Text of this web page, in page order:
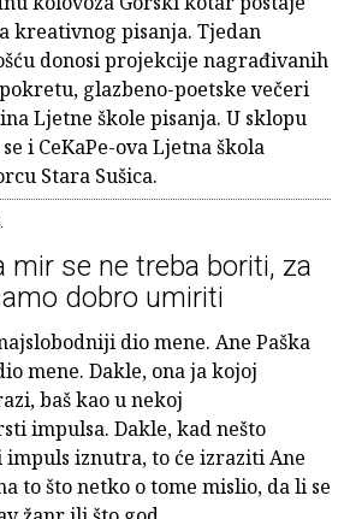
kreativnog pisanja. Tjedan
donosi projekcije nagrađivanih
glazbeno-poetske večeri
Ljetne škole pisanja. U sklopu
i CeKaPe-ova Ljetna škola
Stara Sušica.
mir se ne treba boriti, za
dobro umiriti
dio mene. Ane Paška
mene. Dakle, ona ja kojoj
baš kao u nekoj
impulsa. Dakle, kad nešto
iznutra, to će izraziti Ane
to što netko o tome mislio, da li se